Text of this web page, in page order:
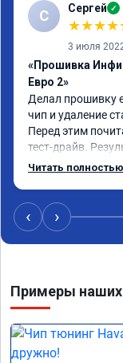
С Сергей ✓
★★★★
3 июля
«Прошивка
Евро 2»
Делал прошивку
чип и удаление
Перед этим
тест-драйв.
машина стала еще
Читать полностью
‹ ›
Примеры